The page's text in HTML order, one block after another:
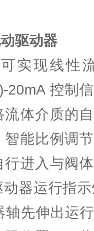
驱动器
实现线性
20mA 控制
体介质的
智能比例调
行进入与阀
器运行指
轴先伸出运